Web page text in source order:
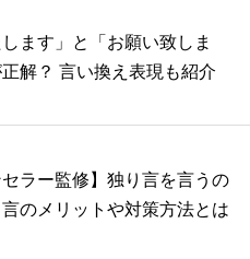
します」と「お願い致しま
解？ 言い換え表現も紹介
セラー監修】独り言を言うの
のメリットや対策方法とは